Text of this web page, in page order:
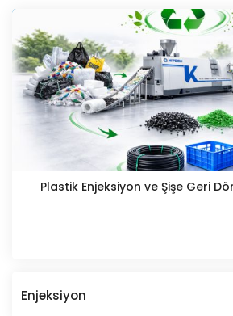
Plastik Enjeksiyon ve Şişe Geri
Enjeksiyon